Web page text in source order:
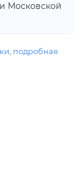
Московской
подробная